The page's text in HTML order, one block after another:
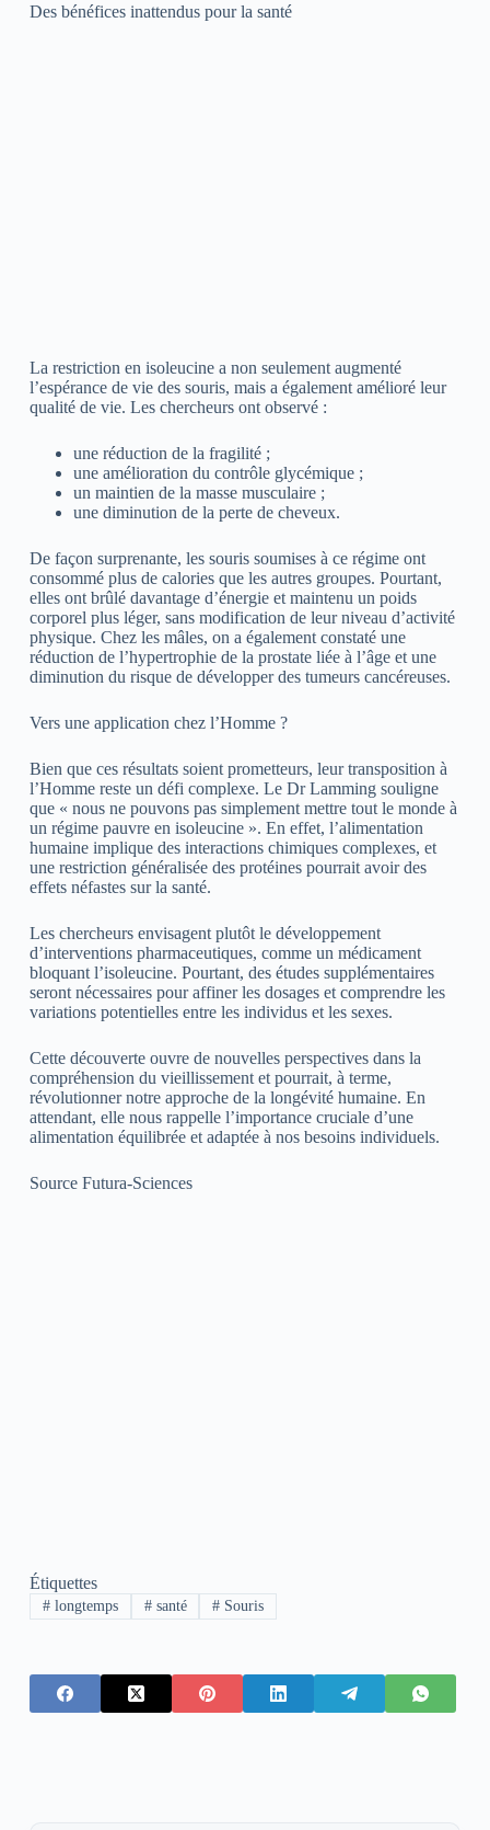
Des bénéfices inattendus pour la santé
La restriction en isoleucine a non seulement augmenté
l’espérance de vie des souris, mais a également amélioré leur
qualité de vie. Les chercheurs ont observé :
une réduction de la fragilité ;
une amélioration du contrôle glycémique ;
un maintien de la masse musculaire ;
une diminution de la perte de cheveux.
De façon surprenante, les souris soumises à ce régime ont
consommé plus de calories que les autres groupes. Pourtant,
elles ont brûlé davantage d’énergie et maintenu un poids
corporel plus léger, sans modification de leur niveau d’activité
physique. Chez les mâles, on a également constaté une
réduction de l’hypertrophie de la prostate liée à l’âge et une
diminution du risque de développer des tumeurs cancéreuses.
Vers une application chez l’Homme ?
Bien que ces résultats soient prometteurs, leur transposition à
l’Homme reste un défi complexe. Le Dr Lamming souligne
que « nous ne pouvons pas simplement mettre tout le monde à
un régime pauvre en isoleucine ». En effet, l’alimentation
humaine implique des interactions chimiques complexes, et
une restriction généralisée des protéines pourrait avoir des
effets néfastes sur la santé.
Les chercheurs envisagent plutôt le développement
d’interventions pharmaceutiques, comme un médicament
bloquant l’isoleucine. Pourtant, des études supplémentaires
seront nécessaires pour affiner les dosages et comprendre les
variations potentielles entre les individus et les sexes.
Cette découverte ouvre de nouvelles perspectives dans la
compréhension du vieillissement et pourrait, à terme,
révolutionner notre approche de la longévité humaine. En
attendant, elle nous rappelle l’importance cruciale d’une
alimentation équilibrée et adaptée à nos besoins individuels.
Source Futura-Sciences
Étiquettes
#longtemps #santé # Souris